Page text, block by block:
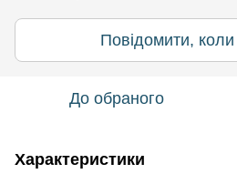
Повідомити, коли
До обраного
Характеристики